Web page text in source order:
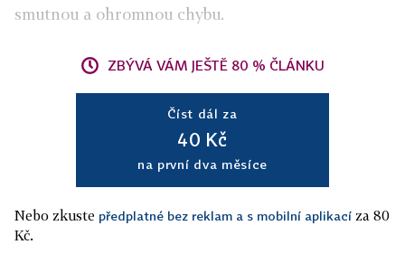
smutnou a ohromnou chybu.
ZBÝVÁ VÁM JEŠTĚ 80 % ČLÁNKU
Číst dál za
40 Kč
na první dva měsíce
Nebo zkuste předplatné bez reklam a s mobilní aplikací za 80
Kč.